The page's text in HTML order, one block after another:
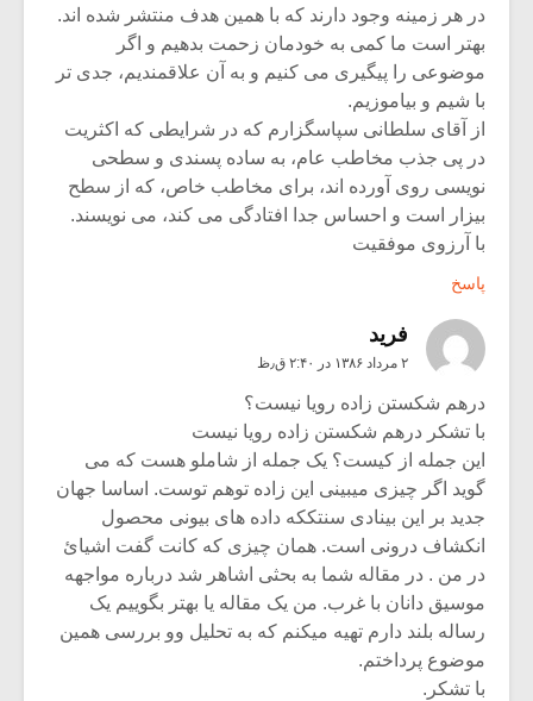
در هر زمینه وجود دارند که با همین هدف منتشر شده اند.
بهتر است ما کمی به خودمان زحمت بدهیم و اگر
موضوعی را پیگیری می کنیم و به آن علاقمندیم، جدی تر
با شیم و بیاموزیم.
از آقای سلطانی سپاسگزارم که در شرایطی که اکثریت
در پی جذب مخاطب عام، به ساده پسندی و سطحی
نویسی روی آورده اند، برای مخاطب خاص، که از سطح
بیزار است و احساس جدا افتادگی می کند، می نویسند.
با آرزوی موفقیت
پاسخ
فرید
۲ مرداد ۱۳۸۶ در ۲:۴۰ ق٫ظ
درهم شکستن زاده رویا نیست؟
با تشکر درهم شکستن زاده رویا نیست
این جمله از کیست؟ یک جمله از شاملو هست که می
گوید اگر چیزی میبینی این زاده توهم توست. اساسا جهان
جدید بر این بینادی سنتککه داده های بیونی محصول
انکشاف درونی است. همان چیزی که کانت گفت اشیائ
در من . در مقاله شما به بحثی اشاهر شد درباره مواجهه
موسیق دانان با غرب. من یک مقاله یا بهتر بگوییم یک
رساله بلند دارم تهیه میکنم که به تحلیل وو بررسی همین
موضوع پرداختم.
با تشکر.